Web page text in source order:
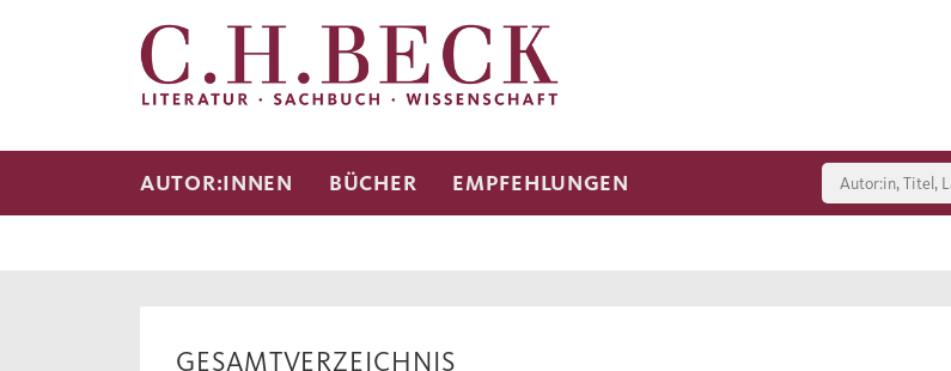
AUTOR:INNEN BÜCHER EMPFEHLUNGEN
GESAMTVERZEICHNIS